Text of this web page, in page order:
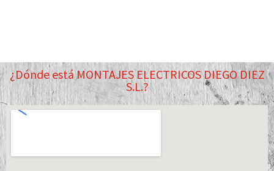
¿Dónde está MONTAJES ELECTRICOS DIEGO DIEZ
S.L.?